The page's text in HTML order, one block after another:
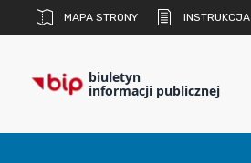
MAPA STRONY INSTRUKCJA
biuletyn
informacji publicznej